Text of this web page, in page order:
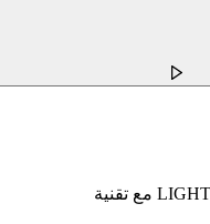
ماوس الألعاب اللاسلكي بتقنية LIGHTSPEED مع تقنية